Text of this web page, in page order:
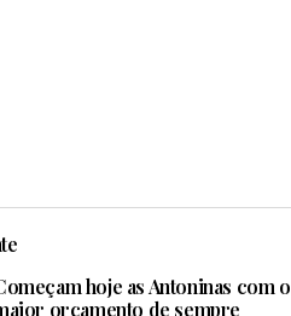
hoje as Antoninas com o
orçamento de sempre